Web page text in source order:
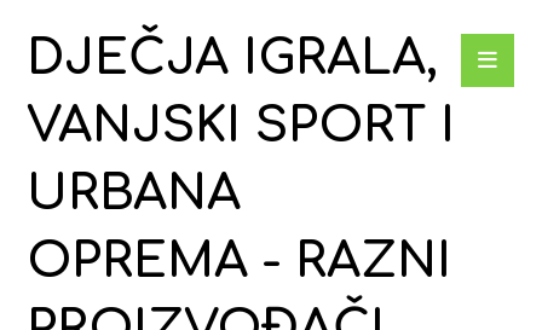
DJEČJA IGRALA,
VANJSKI SPORT I
URBANA
OPREMA - RAZNI